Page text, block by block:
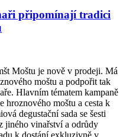
připomínají tradici
Moštu je nově v prodeji. Má
moštu a podpořit tak
Hlavním tématem kampaně
hroznového moštu a cesta k
degustační sada se šesti
jiného vinařství a odrůdy
k dostání exkluzivně v